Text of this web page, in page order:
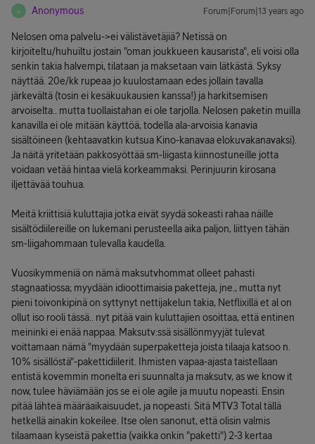
A Anonymous Forum|Forum|13 years ago
Nelosen oma palvelu->ei välistävetäjiä? Netissä on
kirjoiteltu/huhuiltu jostain "oman joukkueen kausarista", eli voisi olla
senkin takia halvempi, tilataan ja maksetaan vain lätkästä. Syksy
näyttää. 20e/kk rupeaa jo kuulostamaan edes jollain tavalla
järkevältä (tosin ei kesäkuukausien kanssa!) ja harkitsemisen
arvoiselta.. mutta tuollaistahan ei ole tarjolla. Nelosen paketin muilla
kanavilla ei ole mitään käyttöä, todella ala-arvoisia kanavia
sisältöineen (kehtaavatkin kutsua Kino-kanavaa elokuvakanavaksi).
Ja näitä yritetään pakkosyöttää sm-liigasta kiinnostuneille jotta
voidaan vetää hintaa vielä korkeammaksi. Perinjuurin kirosana
iljettävää touhua.
Meitä kriittisiä kuluttajia jotka eivät syydä sokeasti rahaa näille
sisältödiilereille on lukemani perusteella aika paljon, liittyen tähän
sm-liigahommaan tulevalla kaudella.
Vuosikymmeniä on nämä maksutvhommat olleet pahasti
stagnaatiossa; myydään idioottimaisia paketteja, jne., mutta nyt
pieni toivonkipinä on syttynyt nettijakelun takia, Netflixillä et al on
ollut iso rooli tässä.. nyt pitää vain kuluttajien osoittaa, että entinen
meininki ei enää nappaa. Maksutv:ssä sisällönmyyjät tulevat
voittamaan nämä "myydään superpaketteja joista tilaaja katsoo n.
10% sisällöstä"-pakettidiilerit. Ihmisten vapaa-ajasta taistellaan
entistä kovemmin monelta eri suunnalta ja maksutv, as we know it
now, tulee häviämään jos se ei ole agile ja muutu nopeasti. Ensin
pitää lähteä määräaikaisuudet, ja nopeasti. Sitä MTV3 Total tällä
hetkellä ainakin kokeilee. Itse olen sanonut, että olisin valmis
tilaamaan kyseistä pakettia (vaikka onkin "paketti") 2-3 kertaa